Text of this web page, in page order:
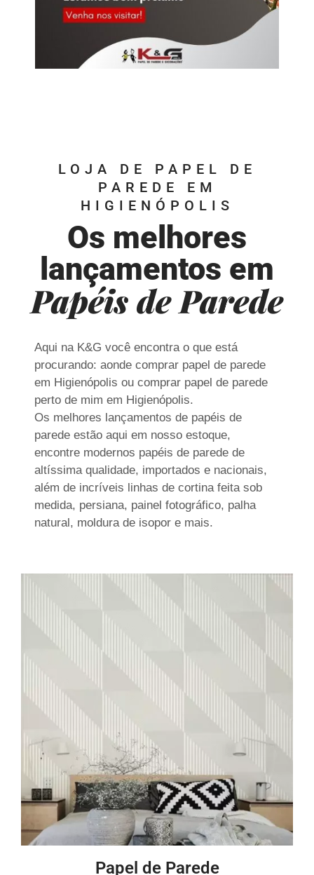
LOJA DE PAPEL DE
PAREDE EM
HIGIENÓPOLIS
Os melhores
lançamentos em
Papéis de Parede
Aqui na K&G você encontra o que está
procurando: aonde comprar papel de parede
em Higienópolis ou comprar papel de parede
perto de mim em Higienópolis.
Os melhores lançamentos de papéis de
parede estão aqui em nosso estoque,
encontre modernos papéis de parede de
altíssima qualidade, importados e nacionais,
além de incríveis linhas de cortina feita sob
medida, persiana, painel fotográfico, palha
natural, moldura de isopor e mais.
Papel de Parede